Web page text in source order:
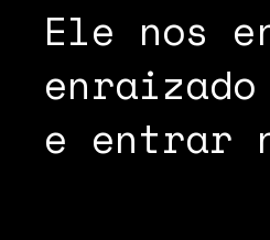
Ele nos
e entrar